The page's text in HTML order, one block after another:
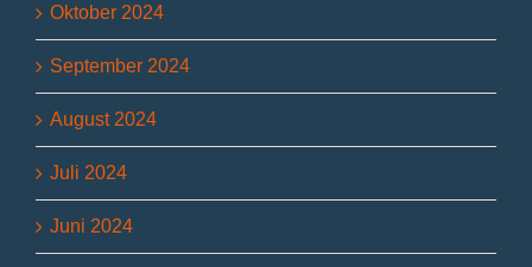
Oktober 2024
September 2024
August 2024
Juli 2024
Juni 2024